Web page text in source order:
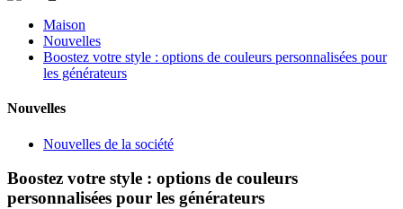
Maison
Nouvelles
Boostez votre style : options de couleurs personnalisées pour
les générateurs
Nouvelles
Nouvelles de la société
Boostez votre style : options de couleurs
personnalisées pour les générateurs